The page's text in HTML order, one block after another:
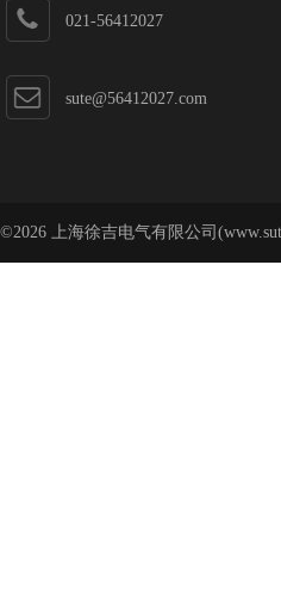
021-56412027
sute@56412027.com
©2026 上海徐吉电气有限公司